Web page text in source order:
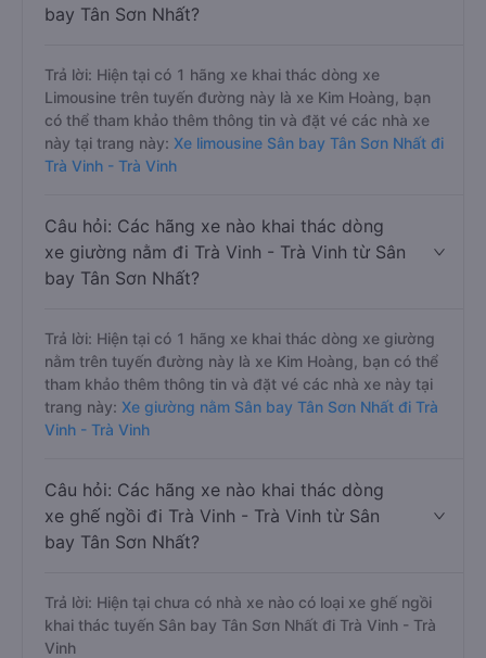
bay Tân Sơn Nhất?
Trả lời: Hiện tại có 1 hãng xe khai thác dòng xe
Limousine trên tuyến đường này là xe Kim Hoàng, bạn
có thể tham khảo thêm thông tin và đặt vé các nhà xe
này tại trang này: Xe limousine Sân bay Tân Sơn Nhất đi
Trà Vinh - Trà Vinh
Câu hỏi: Các hãng xe nào khai thác dòng
xe giường nằm đi Trà Vinh - Trà Vinh từ Sân
bay Tân Sơn Nhất?
Trả lời: Hiện tại có 1 hãng xe khai thác dòng xe giường
nằm trên tuyến đường này là xe Kim Hoàng, bạn có thể
tham khảo thêm thông tin và đặt vé các nhà xe này tại
trang này: Xe giường nằm Sân bay Tân Sơn Nhất đi Trà
Vinh - Trà Vinh
Câu hỏi: Các hãng xe nào khai thác dòng
xe ghế ngồi đi Trà Vinh - Trà Vinh từ Sân
bay Tân Sơn Nhất?
Trả lời: Hiện tại chưa có nhà xe nào có loại xe ghế ngồi
khai thác tuyến Sân bay Tân Sơn Nhất đi Trà Vinh - Trà
Vinh